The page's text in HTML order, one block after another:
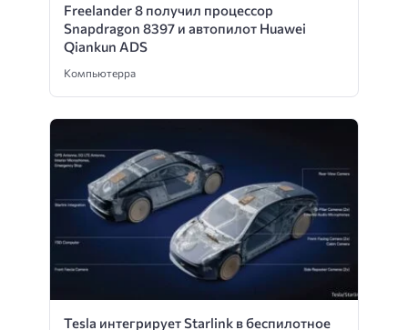
Freelander 8 получил процессор
Snapdragon 8397 и автопилот Huawei
Qiankun ADS
Компьютерра
Tesla интегрирует Starlink в беспилотное